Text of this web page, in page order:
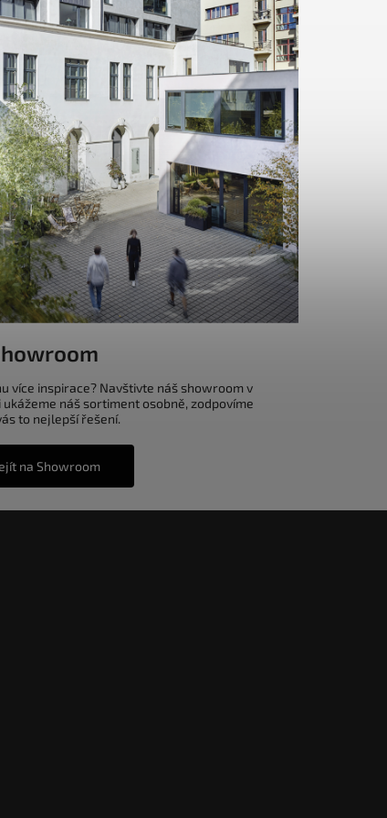
více inspirace? Navštivte náš showroom v
náš sortiment osobně, zodpovíme
to nejlepší řešení.
na Showroom